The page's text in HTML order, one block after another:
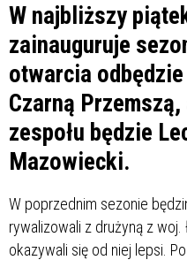
W najbliższy
zainauguruje
otwarcia
Czarną
zespołu będzie
Mazowiecki.
W poprzednim sezonie
rywalizowali z drużyną z
okazywali się od niej lepsi.